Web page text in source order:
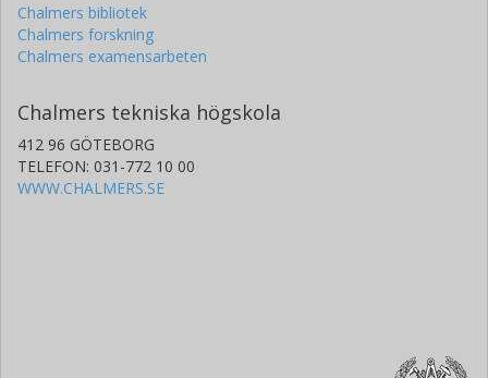
Chalmers bibliotek
Chalmers forskning
Chalmers examensarbeten
Chalmers tekniska högskola
412 96 GÖTEBORG
TELEFON: 031-772 10 00
WWW.CHALMERS.SE